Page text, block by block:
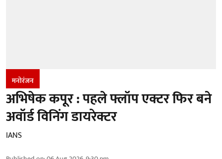
मनोरंजन
अभिषेक कपूर : पहले फ्लॉप एक्टर फिर बने
अवॉर्ड विनिंग डायरेक्टर
IANS